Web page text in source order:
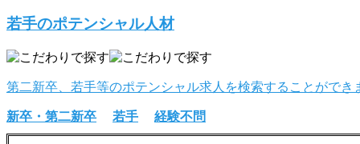
若手のポテンシャル人材
第二新卒、若手等のポテンシャル求人を検索することができ
新卒・第二新卒 若手 経験不問